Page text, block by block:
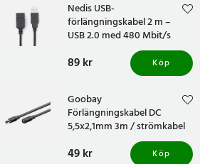
Nedis USB-
förlängningskabel 2 m –
USB 2.0 med 480 Mbit/s
Pris:89 kr
89 kr Köp
Goobay
Förlängningskabel DC
5,5x2,1mm 3m / strömkabel
DC hane hona / DC kabel
Pris:49 kr
49 kr Köp